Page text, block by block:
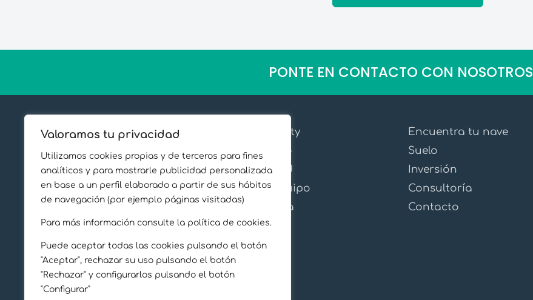
Valoramos tu privacidad
Utilizamos cookies propias y de terceros para fines
analíticos y para mostrarle publicidad personalizada
en base a un perfil elaborado a partir de sus hábitos
de navegación (por ejemplo páginas visitadas)
Para más información consulte la política de cookies.
Puede aceptar todas las cookies pulsando el botón
"Aceptar", rechazar su uso pulsando el botón
"Rechazar" y configurarlos pulsando el botón
"Configurar"
PONTE EN CONTACTO CON NOSOTROS
Sobre Proequity
Casos de éxito
Sostenibilidad
Conoce al equipo
Sala de Prensa
Inmuebles
Encuentra tu nave
Suelo
Inversión
Consultoría
Contacto